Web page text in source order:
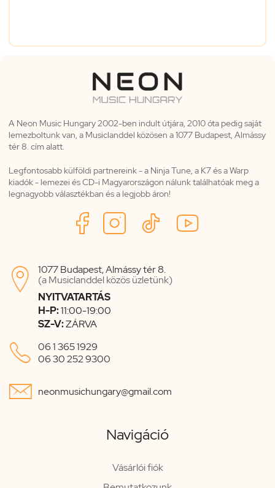
A Neon Music Hungary 2002-ben indult útjára, 2010 óta pedig saját
lemezboltunk van, a Musiclanddel közösen a 1077 Budapest, Almássy
tér 8. cím alatt.
Legfontosabb külföldi partnereink - a Ninja Tune, a K7 és a Warp
kiadók - lemezei és CD-i Magyarországon nálunk találhatóak meg a
legnagyobb választékban és a legjobb áron!

1077 Budapest, Almássy tér 8.
(a Musiclanddel közös üzletünk)
NYITVATARTÁS
H-P:11:00-19:00
SZ-V:ZÁRVA
 06 1 365 1929
06 30 252 9300
 neonmusichungary@gmail.com
Navigáció
Vásárlói fiók